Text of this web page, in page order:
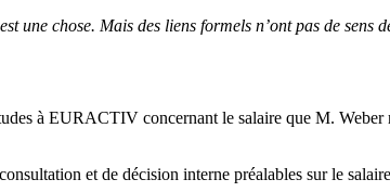
une chose. Mais des liens formels n’ont pas de sens
à EURACTIV concernant le salaire que M.
et de décision interne préalables sur le